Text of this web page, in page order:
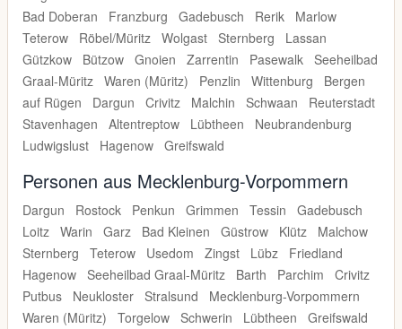
Bad Doberan
Franzburg Gadebusch Rerik
Marlow
Teterow
Röbel/Müritz Wolgast Sternberg
Lassan
Gützkow
Bützow Gnoien Zarrentin Pasewalk Seeheilbad
Graal-Müritz Waren (Müritz) Penzlin Wittenburg
Bergen
auf Rügen
Dargun Crivitz Malchin Schwaan
Reuterstadt
Stavenhagen
Altentreptow Lübtheen
Neubrandenburg
Ludwigslust
Hagenow Greifswald
Personen aus Mecklenburg-Vorpommern
Dargun Rostock Penkun Grimmen Tessin
Gadebusch
Loitz Warin Garz Bad Kleinen Güstrow Klütz
Malchow
Sternberg
Teterow Usedom Zingst Lübz
Friedland
Hagenow Seeheilbad Graal-Müritz Barth Parchim
Crivitz
Putbus
Neukloster Stralsund
Mecklenburg-Vorpommern
Waren (Müritz)
Torgelow Schwerin Lübtheen
Greifswald